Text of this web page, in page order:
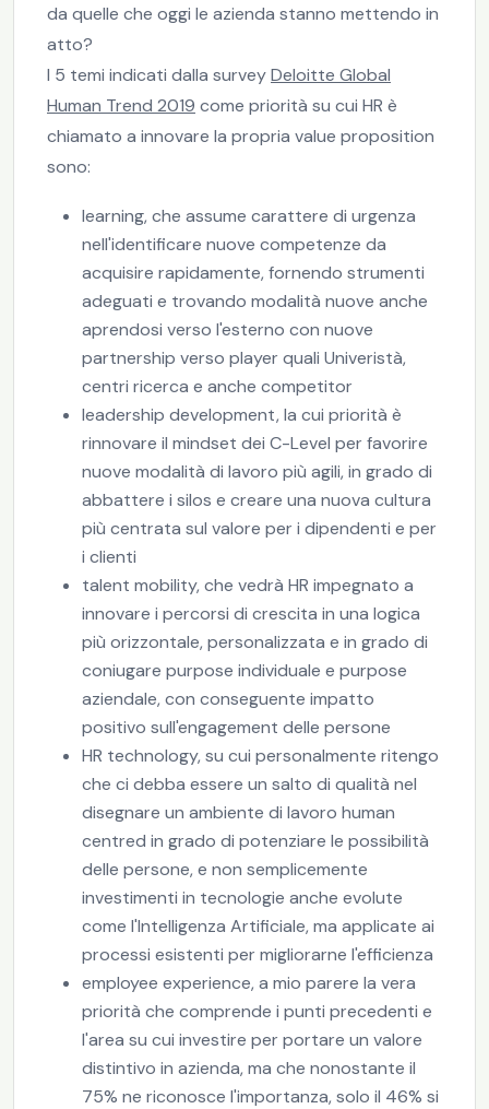
da quelle che oggi le azienda stanno mettendo in
atto?
I 5 temi indicati dalla surveyDeloitte Global
Human Trend 2019 come priorità su cui HR è
chiamato a innovare la propria value proposition
sono:
learning, che assume carattere di urgenza
nell'identificare nuove competenze da
acquisire rapidamente, fornendo strumenti
adeguati e trovando modalità nuove anche
aprendosi verso l'esterno con nuove
partnership verso player quali Univeristà,
centri ricerca e anche competitor
leadership development, la cui priorità è
rinnovare il mindset dei C-Level per favorire
nuove modalità di lavoro più agili, in grado di
abbattere i silos e creare una nuova cultura
più centrata sul valore per i dipendenti e per
i clienti
talent mobility, che vedrà HR impegnato a
innovare i percorsi di crescita in una logica
più orizzontale, personalizzata e in grado di
coniugare purpose individuale e purpose
aziendale, con conseguente impatto
positivo sull'engagement delle persone
HR technology, su cui personalmente ritengo
che ci debba essere un salto di qualità nel
disegnare un ambiente di lavoro human
centred in grado di potenziare le possibilità
delle persone, e non semplicemente
investimenti in tecnologie anche evolute
come l'Intelligenza Artificiale, ma applicate ai
processi esistenti per migliorarne l'efficienza
employee experience, a mio parere la vera
priorità che comprende i punti precedenti e
l'area su cui investire per portare un valore
distintivo in azienda, ma che nonostante il
75% ne riconosce l'importanza, solo il 46% si